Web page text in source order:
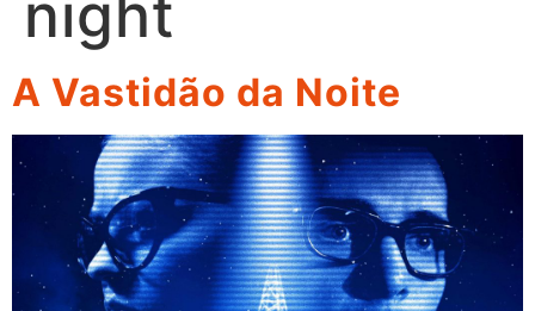
night
A Vastidão da Noite